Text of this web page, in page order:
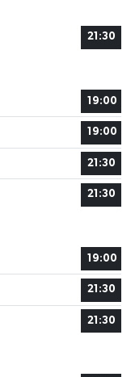
21:30
19:00
19:00
21:30
21:30
19:00
21:30
21:30